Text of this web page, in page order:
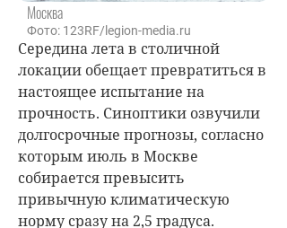
Москва
Фото: 123RF/legion-media.ru
Середина лета в столичной
локации обещает превратиться в
настоящее испытание на
прочность. Синоптики озвучили
долгосрочные прогнозы, согласно
которым июль в Москве
собирается превысить
привычную климатическую
норму сразу на 2,5 градуса.